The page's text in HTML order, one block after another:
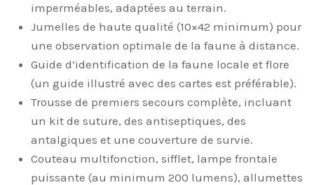
imperméables, adaptées au terrain.
Jumelles de haute qualité (10×42 minimum) pour
une observation optimale de la faune à distance.
Guide d’identification de la faune locale et flore
(un guide illustré avec des cartes est préférable).
Trousse de premiers secours complète, incluant
un kit de suture, des antiseptiques, des
antalgiques et une couverture de survie.
Couteau multifonction, sifflet, lampe frontale
puissante (au minimum 200 lumens), allumettes